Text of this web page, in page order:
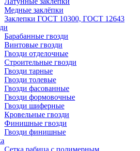
Медные заклёпки
Заклепки ГОСТ 10300, ГОСТ 12643
Барабанные гвозди
Винтовые гвозди
Гвозди отделочные
Строительные гвозди
Гвозди тарные
Гвозди толевые
Гвозди фасованные
Гвозди формовочные
Гвозди шиферные
Кровельные гвозди
Финишные гвозди
Гвозди финишные
Сетка рабица с полимерным